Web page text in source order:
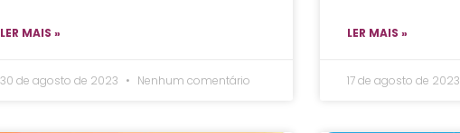
LER MAIS »
30 de agosto de 2023 Nenhum comentário
LER MAIS »
17 de agosto de 2023